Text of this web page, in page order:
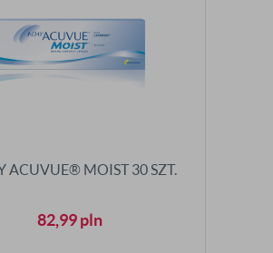
ACUVUE® MOIST 30 SZT.
82,99pln